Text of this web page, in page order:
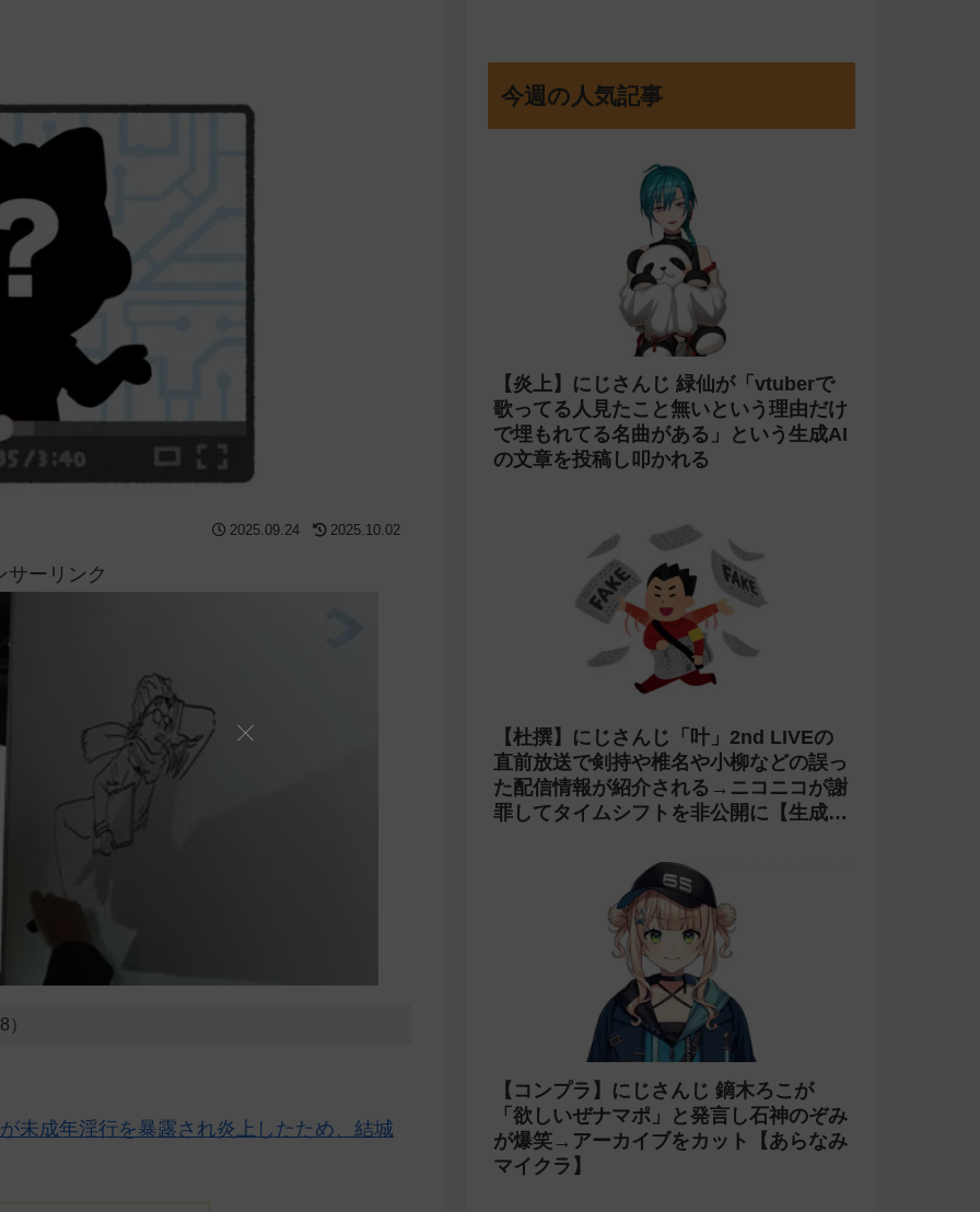
2025.09.24 2025.10.02
サーリンク
未成年淫行を暴露され炎上したため、結城
今週の人気記事
【炎上】にじさんじ 緑仙が「vtuberで
歌ってる人見たこと無いという理由だけ
で埋もれてる名曲がある」という生成AI
の文章を投稿し叩かれる
【杜撰】にじさんじ「叶」2nd LIVEの
直前放送で剣持や椎名や小柳などの誤っ
た配信情報が紹介される→ニコニコが謝
罪してタイムシフトを非公開に【生成
【コンプラ】にじさんじ 鏑木ろこが
「欲しいぜナマポ」と発言し石神のぞみ
が爆笑→アーカイブをカット【あらなみ
マイクラ】